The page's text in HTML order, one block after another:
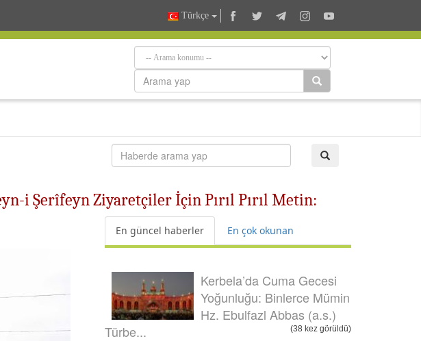
Türkçe
i Şerîfeyn Ziyaretçiler İçin Pırıl Pırıl Metin:
En güncel haberler En çok okunan
Kerbela’da Cuma Gecesi
Yoğunluğu: Binlerce Mümin
Hz. Ebulfazl Abbas (a.s.)
Türbe...
(38 kez görüldü)